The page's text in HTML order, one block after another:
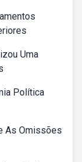
Uma
Política
As Omissões